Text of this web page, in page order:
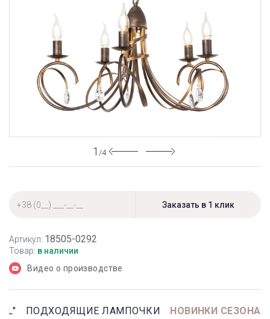
1 /4
Артикул: 18505-0292
Товар: в наличии
Видео о производстве
ПОДХОДЯЩИЕ ЛАМПОЧКИ НОВИНКИ СЕЗОНА